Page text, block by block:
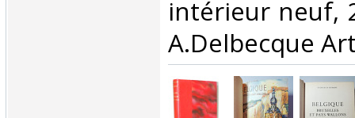
intérieur neuf,
A.Delbecque